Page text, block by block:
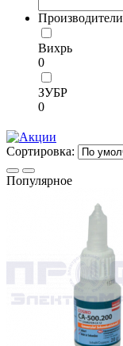
Производители
Вихрь
0
ЗУБР
0
Сортировка:
Популярное